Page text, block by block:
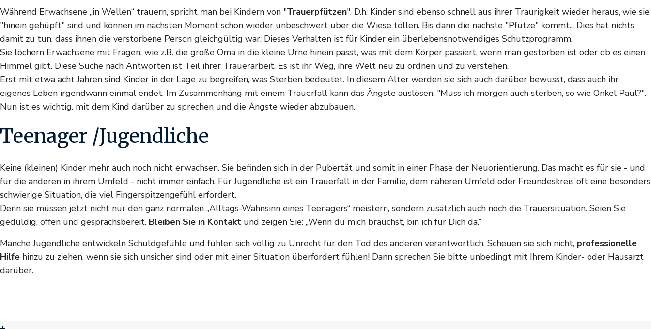
Während Erwachsene „in Wellen“ trauern, spricht man bei Kindern von "Trauerpfützen". D.h. Kinder sind ebenso schnell aus ihrer Traurigkeit wieder heraus, wie sie
"hinein gehüpft" sind und können im nächsten Moment schon wieder unbeschwert über die Wiese tollen. Bis dann die nächste "Pfütze" kommt... Dies hat nichts
damit zu tun, dass ihnen die verstorbene Person gleichgültig war. Dieses Verhalten ist für Kinder ein überlebensnotwendiges Schutzprogramm.
Sie löchern Erwachsene mit Fragen, wie z.B. die große Oma in die kleine Urne hinein passt, was mit dem Körper passiert, wenn man gestorben ist oder ob es einen
Himmel gibt. Diese Suche nach Antworten ist Teil ihrer Trauerarbeit. Es ist ihr Weg, ihre Welt neu zu ordnen und zu verstehen.
Erst mit etwa acht Jahren sind Kinder in der Lage zu begreifen, was Sterben bedeutet. In diesem Alter werden sie sich auch darüber bewusst, dass auch ihr
eigenes Leben irgendwann einmal endet. Im Zusammenhang mit einem Trauerfall kann das Ängste auslösen. "Muss ich morgen auch sterben, so wie Onkel Paul?".
Nun ist es wichtig, mit dem Kind darüber zu sprechen und die Ängste wieder abzubauen.
Teenager /Jugendliche
Keine (kleinen) Kinder mehr auch noch nicht erwachsen. Sie befinden sich in der Pubertät und somit in einer Phase der Neuorientierung. Das macht es für sie - und
für die anderen in ihrem Umfeld - nicht immer einfach. Für Jugendliche ist ein Trauerfall in der Familie, dem näheren Umfeld oder Freundeskreis oft eine besonders
schwierige Situation, die viel Fingerspitzengefühl erfordert.
Denn sie müssen jetzt nicht nur den ganz normalen „Alltags-Wahnsinn eines Teenagers“ meistern, sondern zusätzlich auch noch die Trauersituation. Seien Sie
geduldig, offen und gesprächsbereit. Bleiben Sie in Kontakt und zeigen Sie: „Wenn du mich brauchst, bin ich für Dich da.“
Manche Jugendliche entwickeln Schuldgefühle und fühlen sich völlig zu Unrecht für den Tod des anderen verantwortlich. Scheuen sie sich nicht, professionelle
Hilfe hinzu zu ziehen, wenn sie sich unsicher sind oder mit einer Situation überfordert fühlen! Dann sprechen Sie bitte unbedingt mit Ihrem Kinder- oder Hausarzt
darüber.